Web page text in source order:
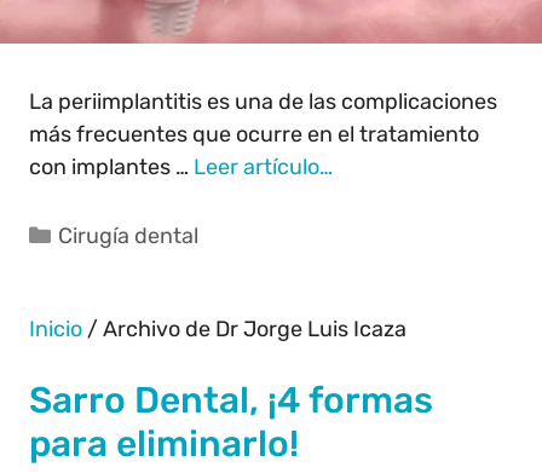
La periimplantitis es una de las complicaciones
más frecuentes que ocurre en el tratamiento
con implantes … Leer artículo…
Cirugía dental
Inicio /Archivo de Dr Jorge Luis Icaza
Sarro Dental, ¡4 formas
para eliminarlo!